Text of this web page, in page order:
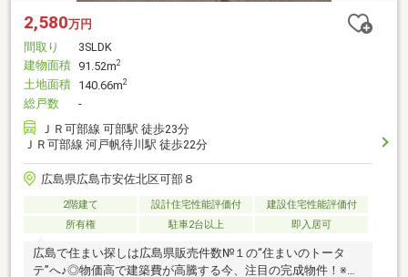
2,580万円
間取り
3SLDK
建物面積 91.52m2
土地面積 140.66m2
総戸数
-
ＪＲ可部線 可部駅 徒歩23分
ＪＲ可部線 河戸帆待川駅 徒歩22分
広島県広島市安佐北区可部８
2階建て 設計住宅性能評価付
建設住宅性能評価付
所有権
駐車2台以上 即入居可
広島で住まい探しは広島県販売件数№１の“住まいのトータ
テ”へ♪◎物価高で建築費が高騰する今、注目の完成物件！※協